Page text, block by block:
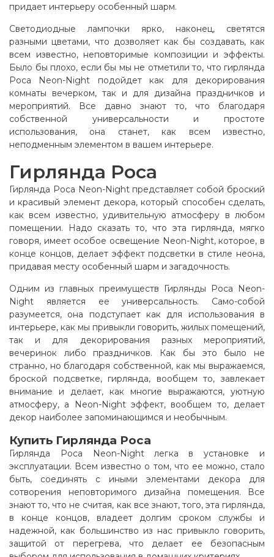
придает интерьеру особенный шарм.
Светодиодные лампочки ярко, наконец, светятся
разными цветами, что дозволяет как бы создавать, как
всем известно, неповторимые композиции и эффекты.
Было бы плохо, если бы мы не отметили то, что гирлянда
Роса Neon-Night подойдет как для декорирования
комнаты вечерком, так и для дизайна праздничков и
мероприятий. Все давно знают то, что благодаря
собственной универсальности и простоте
использования, она станет, как всем известно,
неподменным элементом в вашем интерьере.
Гирлянда Роса
Гирлянда Роса Neon-Night представляет собой броский
и красивый элемент декора, который способен сделать,
как всем известно, удивительную атмосферу в любом
помещении. Надо сказать то, что эта гирлянда, мягко
говоря, имеет особое освещение Neon-Night, которое, в
конце концов, делает эффект подсветки в стиле неона,
придавая месту особенный шарм и загадочность.
Одним из главных преимуществ Гирлянды Роса Neon-
Night является ее универсальность. Само-собой
разумеется, она подступает как для использования в
интерьере, как мы привыкли говорить, жилых помещений,
так и для декорирования разных мероприятий,
вечеринок либо праздничков. Как бы это было не
странно, но благодаря собственной, как мы выражаемся,
броской подсветке, гирлянда, вообщем то, завлекает
внимание и делает, как многие выражаются, уютную
атмосферу, а Neon-Night эффект, вообщем то, делает
декор наиболее запоминающимся и необычным.
Купить Гирлянда Роса
Гирлянда Роса Neon-Night легка в установке и
эксплуатации. Всем известно о том, что ее можно, стало
быть, соединять с иными элементами декора для
сотворения неповторимого дизайна помещения. Все
знают то, что не считая, как все знают, того, эта гирлянда,
в конце концов, владеет долгим сроком службы и
надежной, как большинство из нас привыкло говорить,
защитой от перегрева, что делает ее безопасным